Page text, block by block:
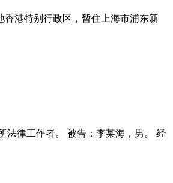
香港特别行政区，暂住上海市浦东新
法律工作者。 被告：李某海，男。 经